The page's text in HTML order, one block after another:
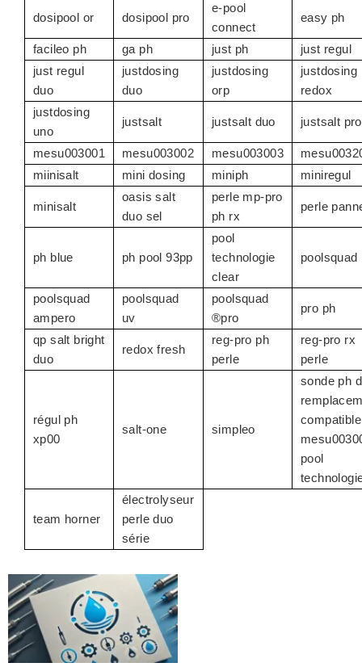
dosipool or dosipool pro
e-pool
connect
easy ph
facileo ph ga ph just ph
just regul
just regul
duo
justdosing
duo
justdosing
orp
justdosing
redox
justdosing
uno
justsalt justsalt duo justsalt pro
mesu003001 mesu003002 mesu003003
miinisalt
mini dosing miniph miniregul
minisalt
oasis salt
duo sel
perle mp-pro
ph rx
perle
ph blue ph pool 93pp
pool
technologie
clear
poolsquad
poolsquad
ampero
poolsquad
uv
poolsquad
®pro
pro ph
qp salt bright
duo
redox fresh
reg-pro ph
perle
reg-pro rx
perle
régul ph
xp00
salt-one simpleo
sonde ph
compatible
pool
team horner
électrolyseur
perle duo
série